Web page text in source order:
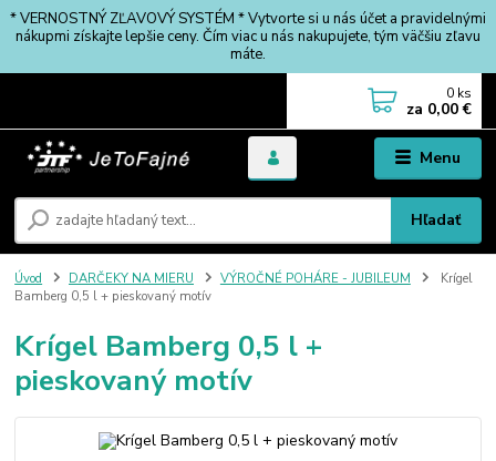
* VERNOSTNÝ ZĽAVOVÝ SYSTÉM * Vytvorte si u nás účet a pravidelnými
nákupmi získajte lepšie ceny. Čím viac u nás nakupujete, tým väčšiu zľavu
máte.
Menu
Hľadať
0 ks
za 0,00 €
Úvod DARČEKY NA MIERU VÝROČNÉ POHÁRE - JUBILEUM
Krígel
Bamberg 0,5 l + pieskovaný motív
Krígel Bamberg 0,5 l +
pieskovaný motív